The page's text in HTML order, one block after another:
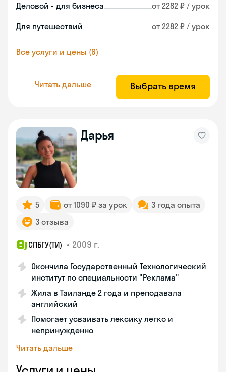
Деловой - для бизнеса от 2282 ₽ / урок
Для путешествий от 2282 ₽ / урок
Все услуги и цены (6)
Читать дальше Выбрать время
Дарья
5 от 1090 ₽ за урок
3 года опыта
3 отзыва
СПБГУ(ТИ) • 2009 г.
Окончила Государственный Технологический
институт по специальности "Реклама"
Жила в Таиланде 2 года и преподавала
английский
Помогает усваивать лексику легко и
непринужденно
Читать дальше